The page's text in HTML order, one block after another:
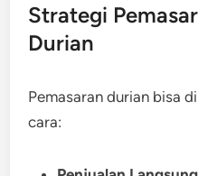
Strategi
Durian
Pemasaran durian bisa
cara: